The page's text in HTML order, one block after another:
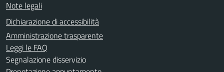
Note legali
Dichiarazione di accessibilità
Amministrazione trasparente
Leggi le FAQ
Segnalazione disservizio